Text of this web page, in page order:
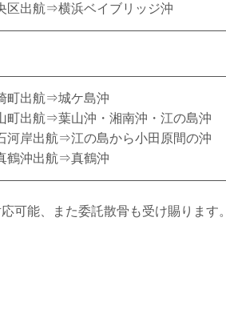
区出航⇒横浜ベイブリッジ沖
町出航⇒城ケ島沖
町出航⇒葉山沖・湘南沖・江の島沖
河岸出航⇒江の島から小田原間の沖
鶴沖出航⇒真鶴沖
可能、また委託散骨も受け賜ります。